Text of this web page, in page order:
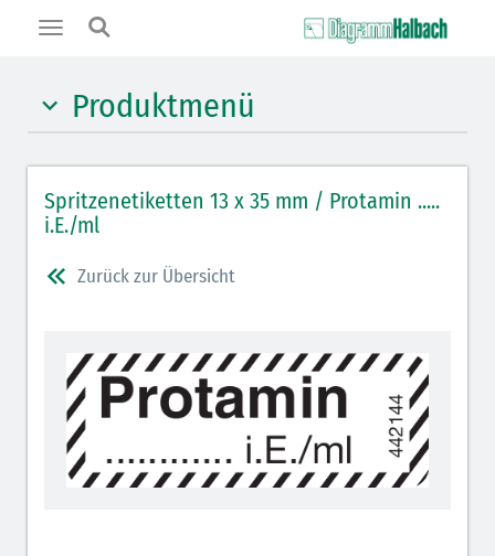
Toggle
Produktmenü
Benzodiazepine (orange)
Muskelrelaxantien (weiß-rot): DIVI seit 2012
Opiate/Opioide (hellblau)
Opioid-Antagonisten (hellblau schraffiert)
Lokalanästhetika (grau)
Spritzenetiketten 13 x 35 mm / Protamin .....
i.E./ml
Zurück zur Übersicht